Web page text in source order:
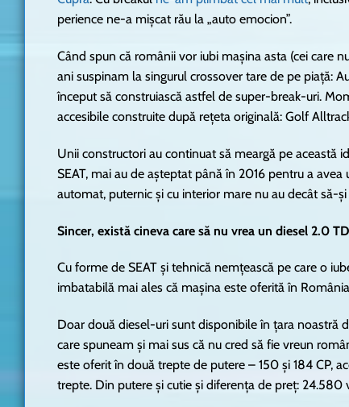
perience ne-a mișcat rău la „auto emocion”.
Când spun că românii vor iubi mașina asta (cei care
ani suspinam la singurul crossover tare de pe piață:
început să construiască astfel de super-break-uri.
accesibile construite după rețeta originală: Golf
Unii constructori au continuat să meargă pe această
SEAT, mai au de așteptat până în 2016 pentru a
automat, puternic și cu interior mare nu au decât să-
Sincer, există cineva care să nu vrea un diesel 2.0
Cu forme de SEAT și tehnică nemțească pe care o
imbatabilă mai ales că mașina este oferită în
Doar două diesel-uri sunt disponibile în țara noastră
care spuneam și mai sus că nu cred să fie vreun
este oferit în două trepte de putere – 150 și 184 CP,
trepte. Din putere și cutie și diferența de preț: 24.580